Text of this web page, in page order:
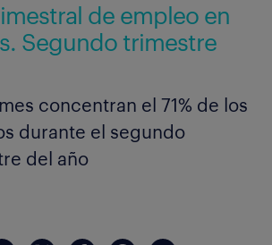
de empleo en
Segundo trimestre
concentran el 71% de los
durante el segundo
del año